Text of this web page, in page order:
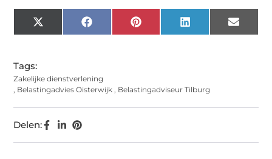
X
(Twitter)
Facebook Pinterest LinkedIn Email
Tags:
Zakelijke dienstverlening
, Belastingadvies Oisterwijk , Belastingadviseur Tilburg
Delen: